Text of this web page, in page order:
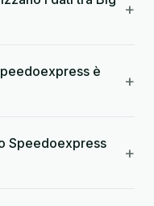
+
è
+
Speedoexpress
+